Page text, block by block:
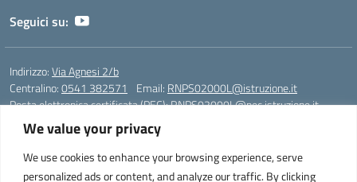
We value your privacy
We use cookies to enhance your browsing experience, serve
personalized ads or content, and analyze our traffic. By clicking
Seguici su:
Indirizzo:Via Agnesi 2/b
Centralino:0541 382571 Email: RNPS02000L@istruzione.it
Posta elettronica certificata (PEC):RNPS02000L@pec.istruzione.it
Codice fiscale: 82009530401
Codice meccanografico: RNPS02000L